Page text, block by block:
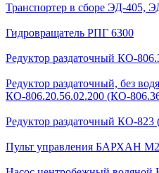
Транспортер в сборе ЭД-405,
Гидровращатель РПГ 6300
Редуктор раздаточный КО-
Редуктор раздаточный, без
КО-806.20.56.02.200 (КО-
Редуктор раздаточный КО-823
Пульт управления БАРХАН М2